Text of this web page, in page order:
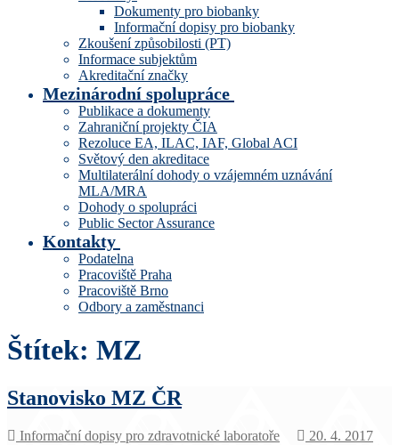
Dokumenty pro biobanky
Informační dopisy pro biobanky
Zkoušení způsobilosti (PT)
Informace subjektům
Akreditační značky
Mezinárodní spolupráce
Publikace a dokumenty
Zahraniční projekty ČIA
Rezoluce EA, ILAC, IAF, Global ACI
Světový den akreditace
Multilaterální dohody o vzájemném uznávání
MLA/MRA
Dohody o spolupráci
Public Sector Assurance
Kontakty
Podatelna
Pracoviště Praha
Pracoviště Brno
Odbory a zaměstnanci
Štítek: MZ
Stanovisko MZ ČR
Informační dopisy pro zdravotnické laboratoře
20. 4. 2017